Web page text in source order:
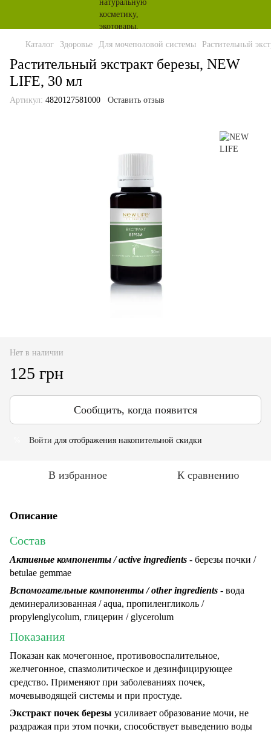
Каталог Здоровье Для мочеполовой системы Растительный
Растительный экстракт березы, NEW
LIFE, 30 мл
Артикул: 4820127581000 Оставить отзыв
Нет в наличии
125 грн
Сообщить, когда появится
Войти для отображения накопительной скидки
В избранное К сравнению
Описание
Состав
Активные компоненты / active ingredients - березы почки /
betulae gemmae
Вспомогательные компоненты / other ingredients - вода
деминерализованная / aqua, пропиленгликоль /
propylenglycolum, глицерин / glycerolum
Показания
Показан как мочегонное, противовоспалительное,
желчегонное, спазмолитическое и дезинфицирующее
средство. Применяют при заболеваниях почек,
мочевыводящей системы и при простуде.
Экстракт почек березы усиливает образование мочи, не
раздражая при этом почки, способствует выведению воды